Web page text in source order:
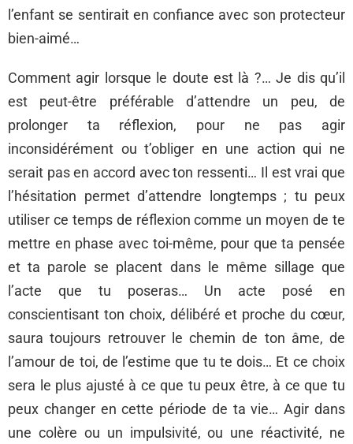
l’enfant se sentirait en confiance avec son protecteur
bien-aimé…
Comment agir lorsque le doute est là ?… Je dis qu’il
est peut-être préférable d’attendre un peu, de
prolonger ta réflexion, pour ne pas agir
inconsidérément ou t’obliger en une action qui ne
serait pas en accord avec ton ressenti… Il est vrai que
l’hésitation permet d’attendre longtemps ; tu peux
utiliser ce temps de réflexion comme un moyen de te
mettre en phase avec toi-même, pour que ta pensée
et ta parole se placent dans le même sillage que
l’acte que tu poseras… Un acte posé en
conscientisant ton choix, délibéré et proche du cœur,
saura toujours retrouver le chemin de ton âme, de
l’amour de toi, de l’estime que tu te dois… Et ce choix
sera le plus ajusté à ce que tu peux être, à ce que tu
peux changer en cette période de ta vie… Agir dans
une colère ou un impulsivité, ou une réactivité, ne